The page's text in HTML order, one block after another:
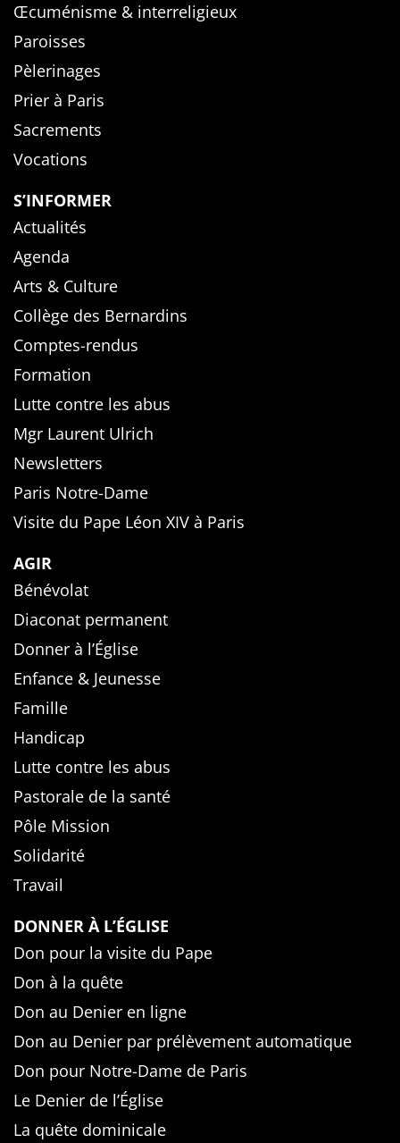
Œcuménisme & interreligieux
Paroisses
Pèlerinages
Prier à Paris
Sacrements
Vocations
S’INFORMER
Actualités
Agenda
Arts & Culture
Collège des Bernardins
Comptes-rendus
Formation
Lutte contre les abus
Mgr Laurent Ulrich
Newsletters
Paris Notre-Dame
Visite du Pape Léon XIV à Paris
AGIR
Bénévolat
Diaconat permanent
Donner à l’Église
Enfance & Jeunesse
Famille
Handicap
Lutte contre les abus
Pastorale de la santé
Pôle Mission
Solidarité
Travail
DONNER À L’ÉGLISE
Don pour la visite du Pape
Don à la quête
Don au Denier en ligne
Don au Denier par prélèvement automatique
Don pour Notre-Dame de Paris
Le Denier de l’Église
La quête dominicale